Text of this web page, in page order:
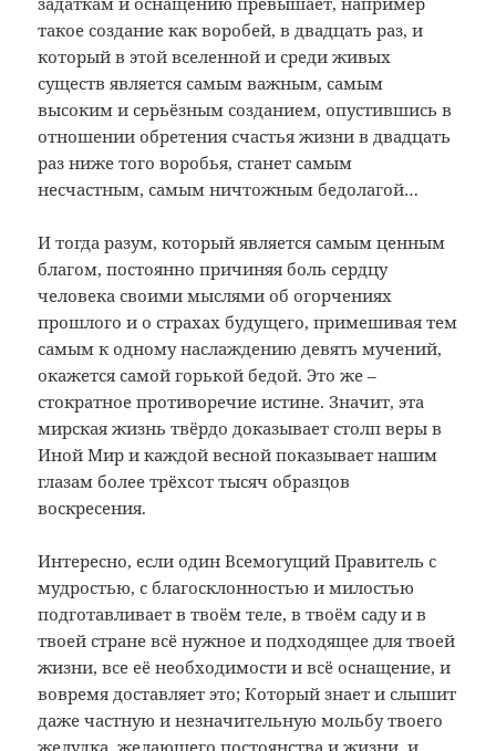
такое создание как воробей, в двадцать раз, и
который в этой вселенной и среди живых
существ является самым важным, самым
высоким и серьёзным созданием, опустившись в
отношении обретения счастья жизни в двадцать
раз ниже того воробья, станет самым
несчастным, самым ничтожным бедолагой…
И тогда разум, который является самым ценным
благом, постоянно причиняя боль сердцу
человека своими мыслями об огорчениях
прошлого и о страхах будущего, примешивая тем
самым к одному наслаждению девять мучений,
окажется самой горькой бедой. Это же –
стократное противоречие истине. Значит, эта
мирская жизнь твёрдо доказывает столп веры в
Иной Мир и каждой весной показывает нашим
глазам более трёхсот тысяч образцов
воскресения.
Интересно, если один Всемогущий Правитель с
мудростью, с благосклонностью и милостью
подготавливает в твоём теле, в твоём саду и в
твоей стране всё нужное и подходящее для твоей
жизни, все её необходимости и всё оснащение, и
вовремя доставляет это; Который знает и слышит
даже частную и незначительную мольбу твоего